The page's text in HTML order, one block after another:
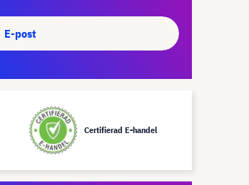
E-post
Certifierad E-handel